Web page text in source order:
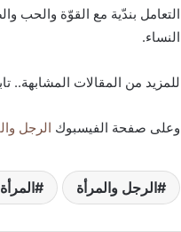
التعامل بندّية مع القوّة والحب
النساء.
للمزيد من المقالات المشابهة..
وعلى صفحة الفيسبوك الرجل
الرجل والمرأة